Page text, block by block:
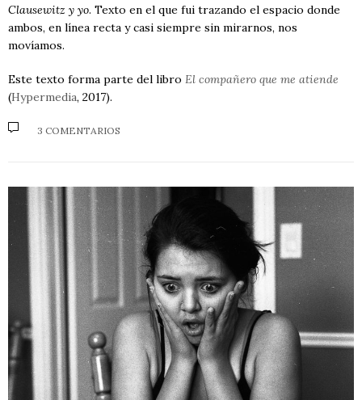
Clausewitz y yo. Texto en el que fui trazando el espacio donde
ambos, en línea recta y casi siempre sin mirarnos, nos
movíamos.
Este texto forma parte del libro El compañero que me atiende
(Hypermedia, 2017).
3 COMENTARIOS